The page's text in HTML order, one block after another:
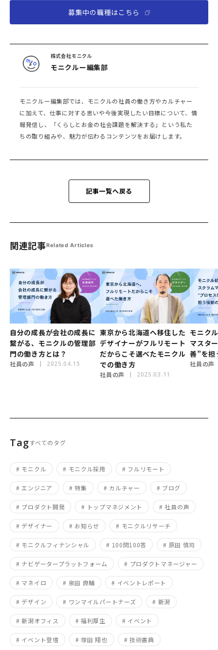
募集中の職種はこちら
株式会社モニクル
モニクルー編集部
モニクルー編集部では、モニクルの社員の働き方やカルチャー
に加えて、仕事に対する思いや今後実現したい目標について、情
報発信し、「くらしとお金の社会課題を解決する」という私た
ちの取り組みや、魅力が伝わるコンテンツをお届けします。
記事一覧へ戻る
関連記事Related Articles
自分の成長が会社の成長に
繋がる、モニクルの管理部
門の働き方とは？
社員の声 2025.04.15
東京から北海道へ移住した
デザイナーがフルリモート
だからこそ選べたモニクル
での働き方
社員の声 2025.03.11
モニク
マスタ
善”を担
社員の声
Tagすべてのタグ
# モニクル # モニクル採用 # フルリモート
# エンジニア # 特集 # カルチャー # ブログ
# プロダクト開発 # トップマネジメント # 社員の声
# デザイナー # お知らせ # モニクルリサーチ
# モニクルフィナンシャル # 100問100答 # 原田 慎司
# ナビゲータープラットフォーム # プロダクトマネージャー
# マネイロ # 泉田 良輔 # イベントレポート
# デザイン # ワンマイルパートナーズ # 新潟
# 新潟オフィス # 福利厚生 # イベント
# イベント登壇 # 塚田 翔也 # 技術書典